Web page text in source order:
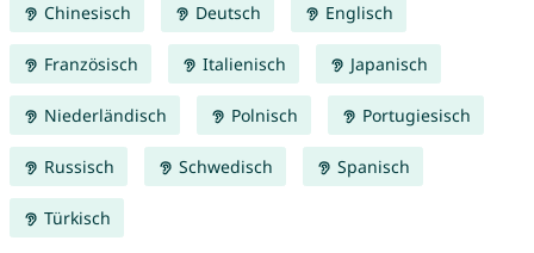
Chinesisch Deutsch Englisch
Französisch Italienisch Japanisch
Niederländisch Polnisch Portugiesisch
Russisch Schwedisch Spanisch
Türkisch